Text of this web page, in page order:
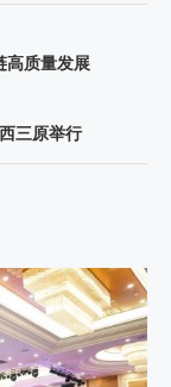
高质量发展
三原举行